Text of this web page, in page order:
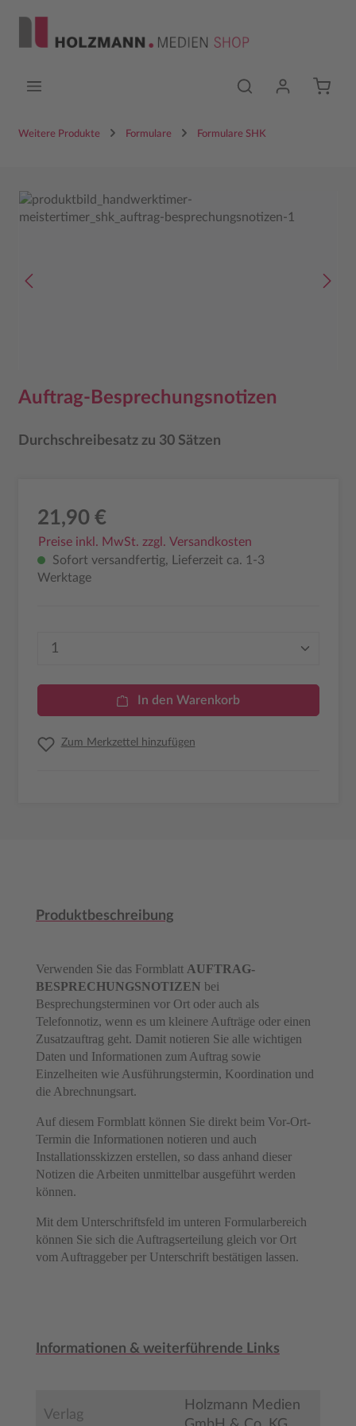
Weitere Produkte Formulare Formulare SHK
Bildergalerie überspringen
Auftrag-Besprechungsnotizen
Durchschreibesatz zu 30 Sätzen
21,90 €
Preise inkl. MwSt. zzgl. Versandkosten
Sofort versandfertig, Lieferzeit ca. 1-3
Werktage
Produkt Anzahl: Gib den gewünschten
In den Warenkorb
Zum Merkzettel hinzufügen
Produktbeschreibung
Verwenden Sie das Formblatt AUFTRAG-
BESPRECHUNGSNOTIZEN bei
Besprechungsterminen vor Ort oder auch als
Telefonnotiz, wenn es um kleinere Aufträge oder einen
Zusatzauftrag geht. Damit notieren Sie alle wichtigen
Daten und Informationen zum Auftrag sowie
Einzelheiten wie Ausführungstermin, Koordination und
die Abrechnungsart.
Auf diesem Formblatt können Sie direkt beim Vor-Ort-
Termin die Informationen notieren und auch
Installationsskizzen erstellen, so dass anhand dieser
Notizen die Arbeiten unmittelbar ausgeführt werden
können.
Mit dem Unterschriftsfeld im unteren Formularbereich
können Sie sich die Auftragserteilung gleich vor Ort
vom Auftraggeber per Unterschrift bestätigen lassen.
Informationen & weiterführende Links
Verlag
Holzmann Medien